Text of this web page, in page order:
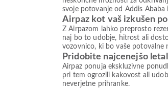
svoje potovanje od Addis
Airpaz kot vaš izkušen
Z Airpazom lahko preprosto
naj bo to udobje, hitrost ali
vozovnico, ki bo vaše potovalne
Pridobite najcenejšo
Airpaz ponuja ekskluzivne
pri tem ogrozili kakovost ali
neverjetne prihranke.